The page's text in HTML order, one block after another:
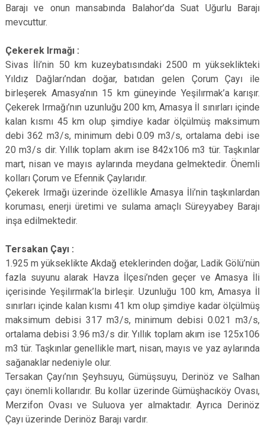
Barajı ve onun mansabında Balahor’da Suat Uğurlu Barajı
mevcuttur.
Çekerek Irmağı :
Sivas İli’nin 50 km kuzeybatısındaki 2500 m yükseklikteki
Yıldız Dağları’ndan doğar, batıdan gelen Çorum Çayı ile
birleşerek Amasya’nın 15 km güneyinde Yeşilırmak’a karışır.
Çekerek Irmağı’nın uzunluğu 200 km, Amasya İl sınırları içinde
kalan kısmı 45 km olup şimdiye kadar ölçülmüş maksimum
debi 362 m3/s, minimum debi 0.09 m3/s, ortalama debi ise
20 m3/s dir. Yıllık toplam akım ise 842x106 m3 tür. Taşkınlar
mart, nisan ve mayıs aylarında meydana gelmektedir. Önemli
kolları Çorum ve Efennik Çaylarıdır.
Çekerek Irmağı üzerinde özellikle Amasya İli’nin taşkınlardan
koruması, enerji üretimi ve sulama amaçlı Süreyyabey Barajı
inşa edilmektedir.
Tersakan Çayı :
1.925 m yükseklikte Akdağ eteklerinden doğar, Ladik Gölü’nün
fazla suyunu alarak Havza İlçesi’nden geçer ve Amasya İli
içerisinde Yeşilırmak’la birleşir. Uzunluğu 100 km, Amasya İl
sınırları içinde kalan kısmı 41 km olup şimdiye kadar ölçülmüş
maksimum debisi 317 m3/s, minimum debisi 0.021 m3/s,
ortalama debisi 3.96 m3/s dir. Yıllık toplam akım ise 125x106
m3 tür. Taşkınlar genellikle mart, nisan, mayıs ve yaz aylarında
sağanaklar nedeniyle olur.
Tersakan Çayı’nın Şeyhsuyu, Gümüşsuyu, Derinöz ve Salhan
çayı önemli kollarıdır. Bu kollar üzerinde Gümüşhacıköy Ovası,
Merzifon Ovası ve Suluova yer almaktadır. Ayrıca Derinöz
Çayı üzerinde Derinöz Barajı vardır.